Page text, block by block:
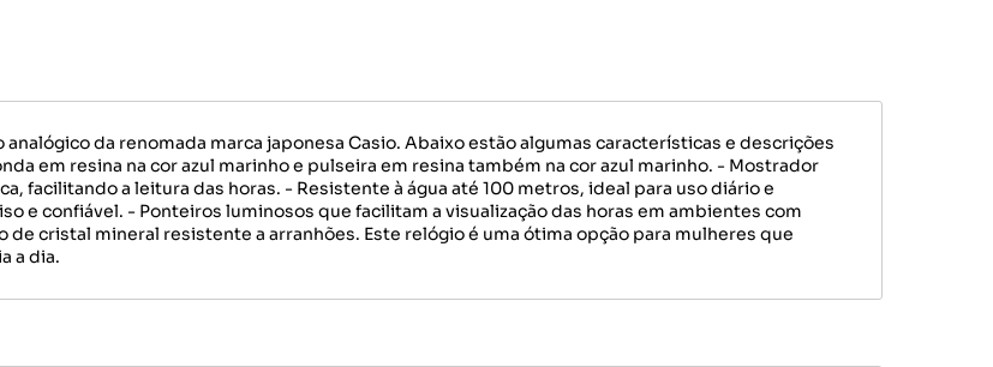
da renomada marca japonesa Casio. Abaixo estão algumas características e descrições
em resina na cor azul marinho e pulseira em resina também na cor azul marinho. - Mostrador
facilitando a leitura das horas. - Resistente à água até 100 metros, ideal para uso diário e
e confiável. - Ponteiros luminosos que facilitam a visualização das horas em ambientes com
de cristal mineral resistente a arranhões. Este relógio é uma ótima opção para mulheres que
a dia.